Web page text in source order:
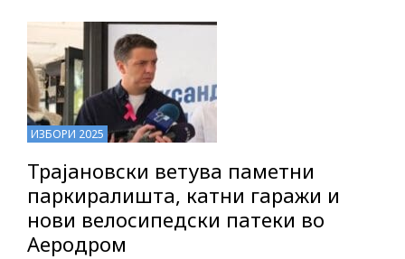
ИЗБОРИ 2025
Трајановски ветува паметни
паркиралишта, катни гаражи и
нови велосипедски патеки во
Аеродром